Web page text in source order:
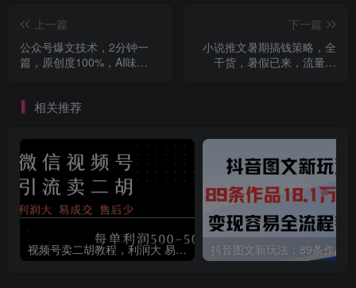
上一篇
公众号爆文技术，2分钟一
篇，原创度100%，AI味
下一篇
小说推文暑期搞钱策略，全
干货，暑假已来，流量高
相关推荐
视频号卖二胡教程，利润大 易成交 售后少，一单利润5张+